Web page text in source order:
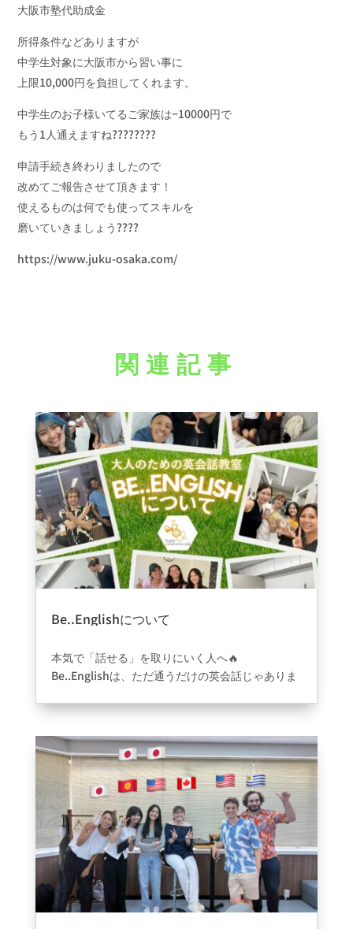
大阪市塾代助成金
所得条件などありますが
中学生対象に大阪市から習い事に
上限10,000円を負担してくれます。
中学生のお子様いてるご家族は−10000円で
もう1人通えますね????????
申請手続き終わりましたので
改めてご報告させて頂きます！
使えるものは何でも使ってスキルを
磨いていきましょう????
https://www.juku-osaka.com/
関連記事
Be..Englishについて
本気で「話せる」を取りにいく人へ🔥
Be..Englishは、ただ通うだけの英会話じゃありま
結果にこだわる、これから英語を始めたい初心
英会話です。
こんな方に
・ゼロから英語を日常にしたい
・初心者だけの環境で安心して学びたい
・“通うだけ”で終わらせたくない
・期限つきの必達課題で本気でやり切りたい
・英語への憧れと不安がある
・家族も通えて、一緒に安心して学びたい（ご家
族1名無料）